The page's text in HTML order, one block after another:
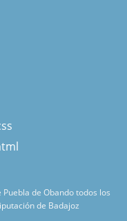
de Obando todos los
de Badajoz